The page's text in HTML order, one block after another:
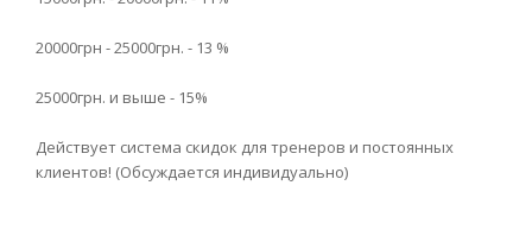
20000грн - 25000грн. - 13 %
25000грн. и выше - 15%
Действует система скидок для тренеров и постоянных
клиентов! (Обсуждается индивидуально)